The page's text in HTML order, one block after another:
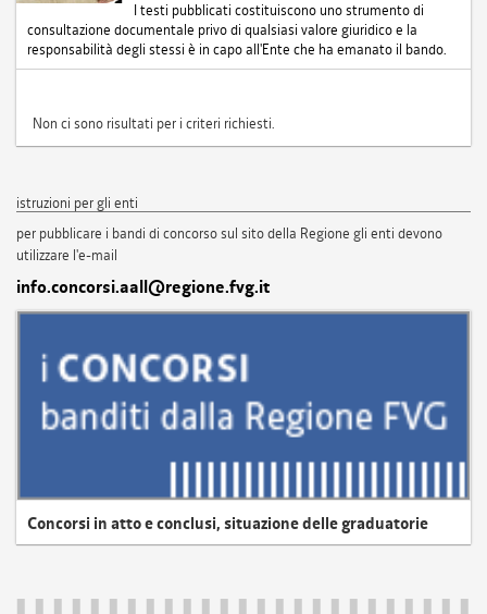
I testi pubblicati costituiscono uno strumento di
consultazione documentale privo di qualsiasi valore giuridico e la
responsabilità degli stessi è in capo all'Ente che ha emanato il bando.
Non ci sono risultati per i criteri richiesti.
istruzioni per gli enti
per pubblicare i bandi di concorso sul sito della Regione gli enti devono
utilizzare l'e-mail
info.concorsi.aall@regione.fvg.it
Concorsi in atto e conclusi, situazione delle graduatorie